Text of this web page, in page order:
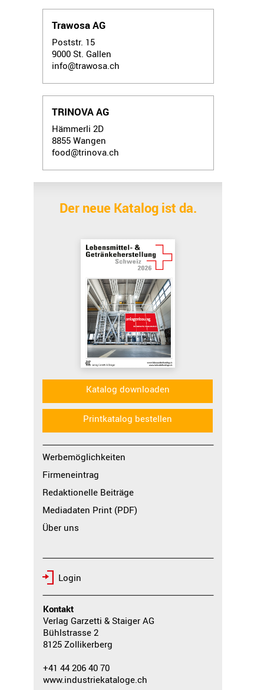
Trawosa AG
Poststr. 15
9000 St. Gallen
info@trawosa.ch
TRINOVA AG
Hämmerli 2D
8855 Wangen
food@trinova.ch
Katalog downloaden
Printkatalog bestellen
Der neue Katalog ist da.
Werbemöglichkeiten
Firmeneintrag
Redaktionelle Beiträge
Mediadaten Print (PDF)
Über uns
Login
Kontakt
Verlag Garzetti & Staiger AG
Bühlstrasse 2
8125 Zollikerberg
+41 44 206 40 70
www.industriekataloge.ch